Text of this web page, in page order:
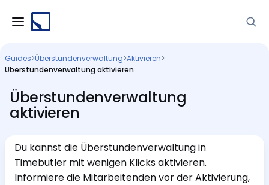
Guides>Überstundenverwaltung>Aktivieren>
Überstundenverwaltung aktivieren
Überstundenverwaltung
aktivieren
Du kannst die Überstundenverwaltung in
Timebutler mit wenigen Klicks aktivieren.
Informiere die Mitarbeitenden vor der Aktivierung,